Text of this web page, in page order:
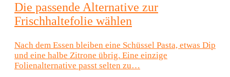
Die passende Alternative zur
Frischhaltefolie wählen
Nach dem Essen bleiben eine Schüssel Pasta, etwas Dip
und eine halbe Zitrone übrig. Eine einzige
Folienalternative passt selten zu…